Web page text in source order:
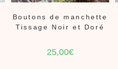
Boutons de manchette
Tissage Noir et Doré
25,00€